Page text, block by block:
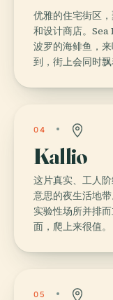
优雅的住宅街区
和设计商店。
波罗的海鲱鱼，
到，街上会同时飘
04
Kallio
这片真实、工人
意思的夜生活地
实验性场所并排
面，爬上来很值。
05